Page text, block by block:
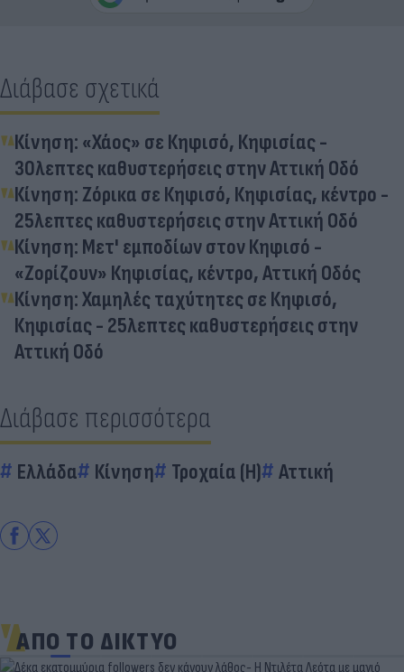
Διάβασε σχετικά
Κίνηση: «Χάος» σε Κηφισό, Κηφισίας -
30λεπτες καθυστερήσεις στην Αττική Οδό
Κίνηση: Ζόρικα σε Κηφισό, Κηφισίας, κέντρο -
25λεπτες καθυστερήσεις στην Αττική Οδό
Κίνηση: Μετ' εμποδίων στον Κηφισό -
«Ζορίζουν» Κηφισίας, κέντρο, Αττική Οδός
Κίνηση: Χαμηλές ταχύτητες σε Κηφισό,
Κηφισίας - 25λεπτες καθυστερήσεις στην
Αττική Οδό
Διάβασε περισσότερα
Ελλάδα Κίνηση Τροχαία (Η) Αττική
ΑΠΟ ΤΟ ΔΙΚΤΥΟ